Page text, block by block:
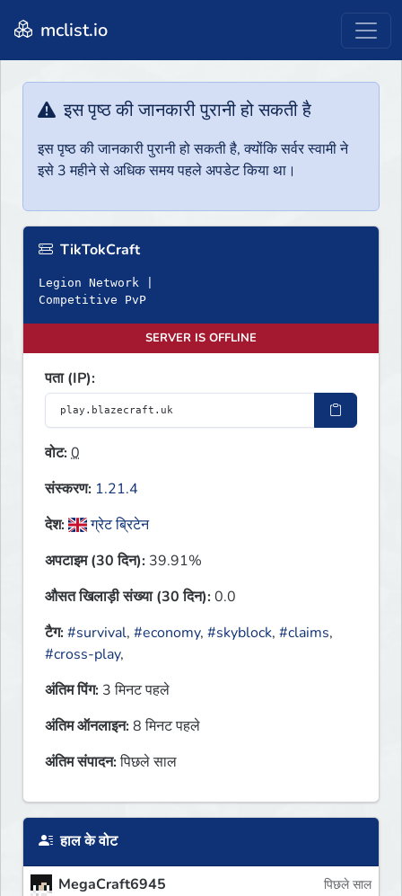
mclist.io
इस पृष्ठ की जानकारी पुरानी हो सकती है
इस पृष्ठ की जानकारी पुरानी हो सकती है, क्योंकि सर्वर स्वामी ने
इसे 3 महीने से अधिक समय पहले अपडेट किया था।
TikTokCraft
Legion Network |
Competitive PvP
SERVER IS OFFLINE
पता (IP):
वोट:0
संस्करण: 1.21.4
देश:
ग्रेट ब्रिटेन
अपटाइम (30 दिन): 39.91%
औसत खिलाड़ी संख्या (30 दिन):0.0
टैग:#survival, #economy, #skyblock, #claims,
#cross-play,
अंतिम पिंग: 3 मिनट पहले
अंतिम ऑनलाइन:8 मिनट पहले
अंतिम संपादन:पिछले साल
हाल के वोट
MegaCraft6945 पिछले साल